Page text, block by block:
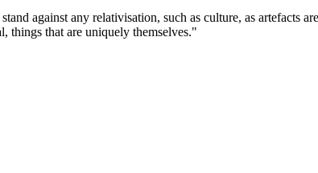
against any relativisation, such as culture, as
things that are uniquely themselves."